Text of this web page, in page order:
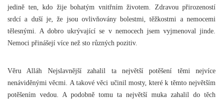
jedině ten, kdo žije bohatým vnitřním životem. Zdravou přirozeností
srdcí a duší je, že jsou ovlivňovány bolestmi, těžkostmi a nemocemi
tělesnými. A dobro ukrývající se v nemocech jsem vyjmenoval jinde.
Nemoci přinášejí více než sto různých pozitiv.
Věru Alláh Nejslavnější zahalil ta největší potěšení těmi nejvíce
nenáviděnými věcmi. A takové věci učinil mosty, které k těmto největším
potěšením vedou. A podobně tomu ta největší muka zahalil do těch